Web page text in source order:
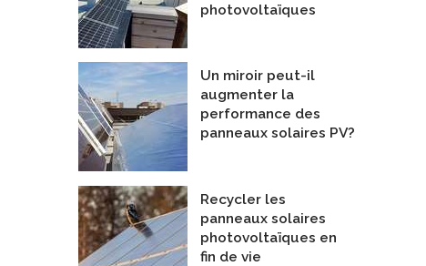
photovoltaïques
Un miroir peut-il
augmenter la
performance des
panneaux solaires PV?
Recycler les
panneaux solaires
photovoltaïques en
fin de vie